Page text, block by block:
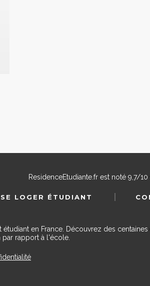
ResidenceEtudiante.frest noté 9,7/10
SE LOGER ÉTUDIANT
en France. Découvrez des
par rapport à l'école.